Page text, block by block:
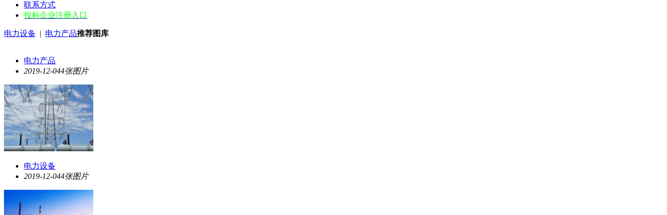
联系方式
投标企业注册入口
电力设备 | 电力产品推荐图库
电力产品
2019-12-044张图片
电力设备
2019-12-044张图片